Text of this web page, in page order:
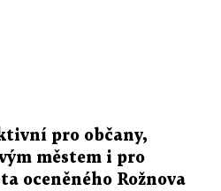
pro občany,
městem i pro
oceněného Rožnova